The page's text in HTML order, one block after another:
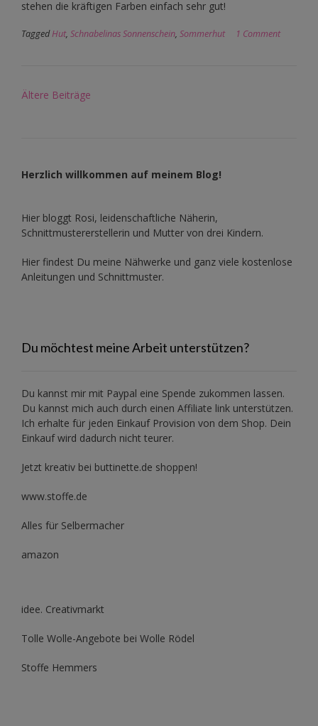
stehen die kräftigen Farben einfach sehr gut!
TaggedHut, Schnabelinas Sonnenschein, Sommerhut 1 Comment
Beitragsnavigation
Ältere Beiträge
Herzlich willkommen auf meinem Blog!
Hier bloggt Rosi, leidenschaftliche Näherin,
Schnittmustererstellerin und Mutter von drei Kindern.
Hier findest Du meine Nähwerke und ganz viele kostenlose
Anleitungen und Schnittmuster.
Du möchtest meine Arbeit unterstützen?
Du kannst mir mit Paypal eine Spende zukommen lassen.
Du kannst mich auch durch einen Affiliate link unterstützen.
Ich erhalte für jeden Einkauf Provision von dem Shop. Dein
Einkauf wird dadurch nicht teurer.
Jetzt kreativ bei buttinette.de shoppen!
www.stoffe.de
Alles für Selbermacher
amazon
idee. Creativmarkt
Tolle Wolle-Angebote bei Wolle Rödel
Stoffe Hemmers